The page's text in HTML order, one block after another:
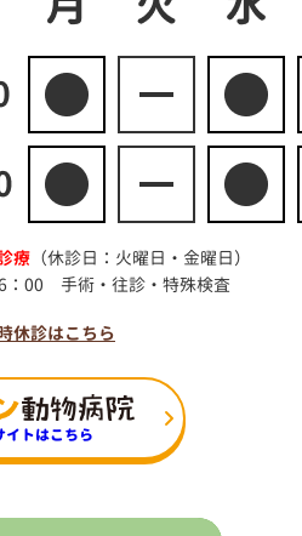
療 （休診日：火曜日・金曜日）
：00 手術・往診・特殊検査
休診はこちら
イトはこちら